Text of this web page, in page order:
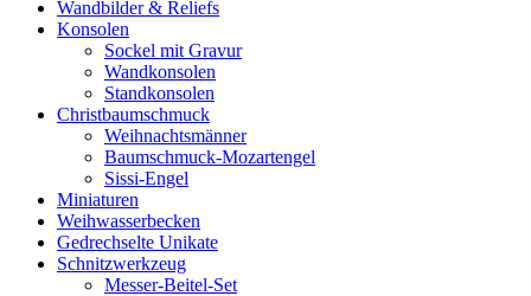
Wandbilder & Reliefs
Konsolen
Sockel mit Gravur
Wandkonsolen
Standkonsolen
Christbaumschmuck
Weihnachtsmänner
Baumschmuck-Mozartengel
Sissi-Engel
Miniaturen
Weihwasserbecken
Gedrechselte Unikate
Schnitzwerkzeug
Messer-Beitel-Set